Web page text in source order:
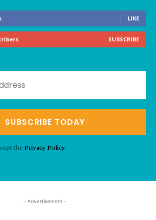
LIKE
SUBSCRIBE
SUBSCRIBE TODAY
the Privacy Policy.
- Advertisement -